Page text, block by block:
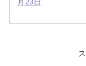
月23日